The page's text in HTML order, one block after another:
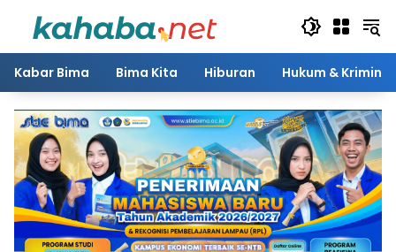
Kabar Bima Bima Kita Hiburan Hukum & Kriminal